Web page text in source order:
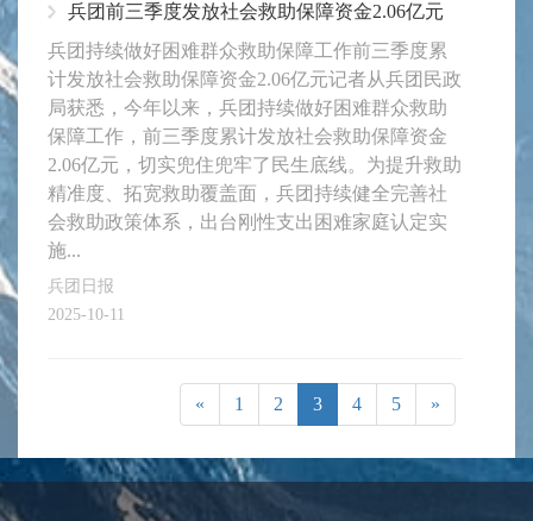
兵团前三季度发放社会救助保障资金2.06亿元
兵团持续做好困难群众救助保障工作前三季度累
计发放社会救助保障资金2.06亿元记者从兵团民政
局获悉，今年以来，兵团持续做好困难群众救助
保障工作，前三季度累计发放社会救助保障资金
2.06亿元，切实兜住兜牢了民生底线。为提升救助
精准度、拓宽救助覆盖面，兵团持续健全完善社
会救助政策体系，出台刚性支出困难家庭认定实
施...
兵团日报
2025-10-11
« 1 2 3 4 5 »